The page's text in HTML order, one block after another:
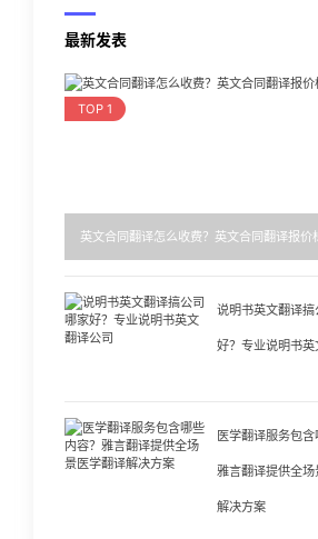
最新发表
TOP 1
英文合同翻译怎么收费？英文合同翻译报价
说明书英文翻译搞
好？专业说明书英
医学翻译服务包含
雅言翻译提供全场
解决方案